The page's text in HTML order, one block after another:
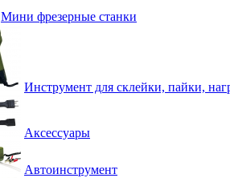
Мини фрезерные станки
Инструмент для склейки, пайки,
Аксессуары
Автоинструмент